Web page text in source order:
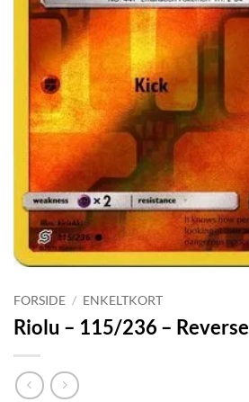
FORSIDE / ENKELTKORT
Riolu – 115/236 – Reverse